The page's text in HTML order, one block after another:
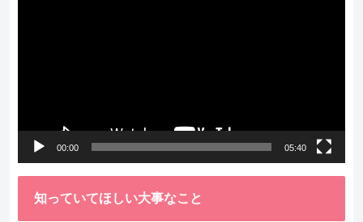
00:00 05:40
知っていてほしい大事なこと